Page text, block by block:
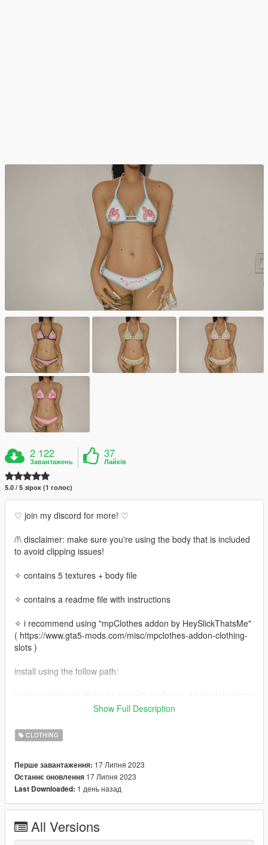
2 122
Завантажень
37
Лайків
5.0 / 5 зірок (1 голос)
♡ join my discord for more! ♡
/!\ disclaimer: make sure you're using the body that is included
to avoid clipping issues!
✧ contains 5 textures + body file
✧ contains a readme file with instructions
✧ i recommend using "mpClothes addon by HeySlickThatsMe"
( https://www.gta5-mods.com/misc/mpclothes-addon-clothing-
slots )
install using the follow path:
ges/mpclothes_female.rpf/mp_f_freemode_01_mp_f_clothes_
Show Full Description
CLOTHING
Перше завантаження: 17 Липня 2023
Останнє оновлення 17 Липня 2023
Last Downloaded: 1 день назад
All Versions